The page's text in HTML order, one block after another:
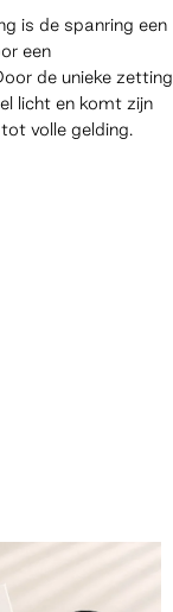
is de spanring een
een
de unieke zetting
licht en komt zijn
volle gelding.